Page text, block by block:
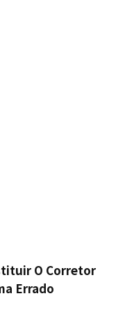
O Corretor
Errado